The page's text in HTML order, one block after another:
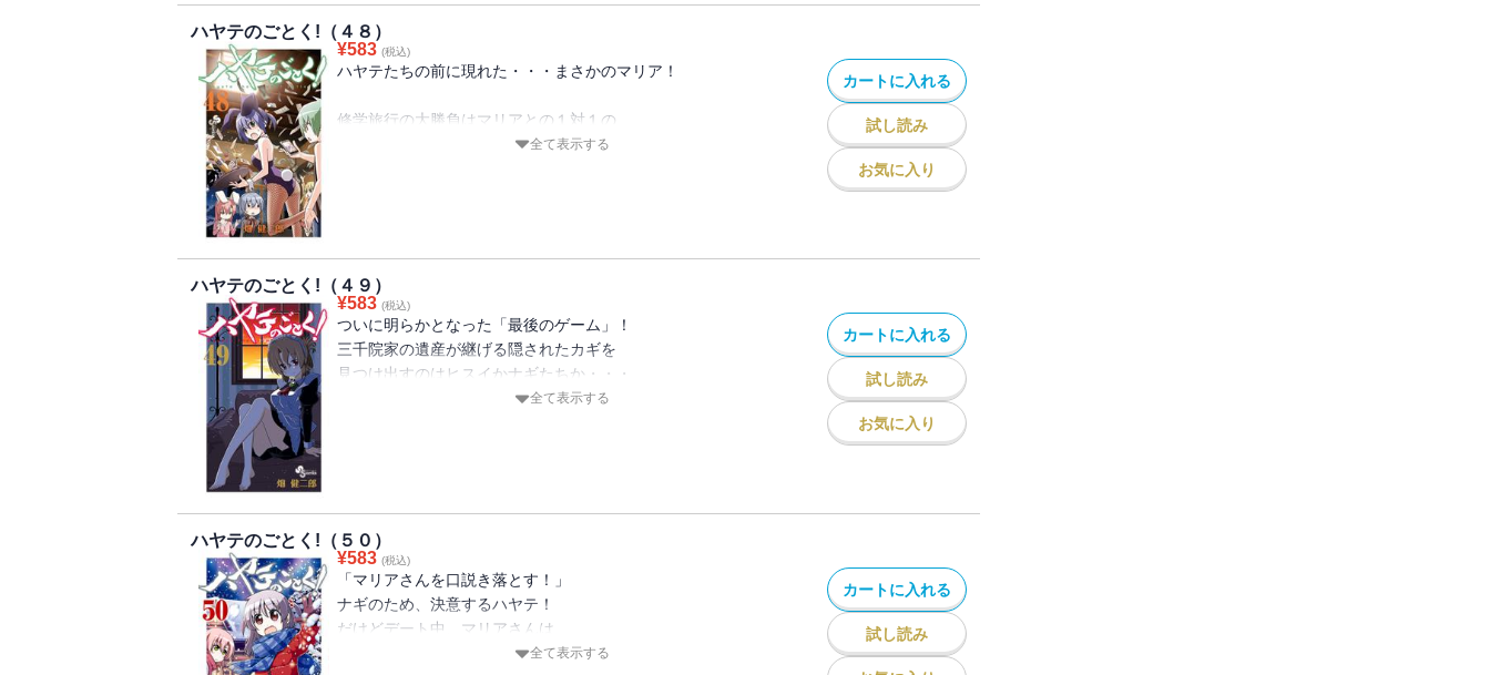
そして、ハヤテとナギの関係にも変化が！
いつにもなく、マジメな展開が続く
愛と流血の執事コメディー！
マジで必見、怒濤の４７巻です！
ハヤテのごとく!（４８）
¥583 (税込)
ハヤテたちの前に現れた・・・まさかのマリア！
修学旅行の大勝負はマリアとの１対１の
ルーレット対決に賭けられた・・・
相続候補者たちに課せられた
「最後のゲーム」とは・・・・・・
全て表示する
カートに入れる
試し読み
お気に入り
ハヤテのごとく!（４９）
¥583 (税込)
ついに明らかとなった「最後のゲーム」！
三千院家の遺産が継げる隠されたカギを
見つけ出すのはヒスイかナギたちか・・・
だけど、ナギと愉快な仲間たちは
ハチャメチャ元気な４９巻です！
全て表示する
カートに入れる
試し読み
お気に入り
ハヤテのごとく!（５０）
¥583 (税込)
「マリアさんを口説き落とす！」
ナギのため、決意するハヤテ！
だけどデート中、マリアさんは
ハヤテに伝えたいことがあり・・・
全て表示する
カートに入れる
試し読み